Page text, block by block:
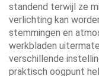
standend terwijl ze
verlichting kan
stemmingen en
werkbladen
verschillende
praktisch oogpunt